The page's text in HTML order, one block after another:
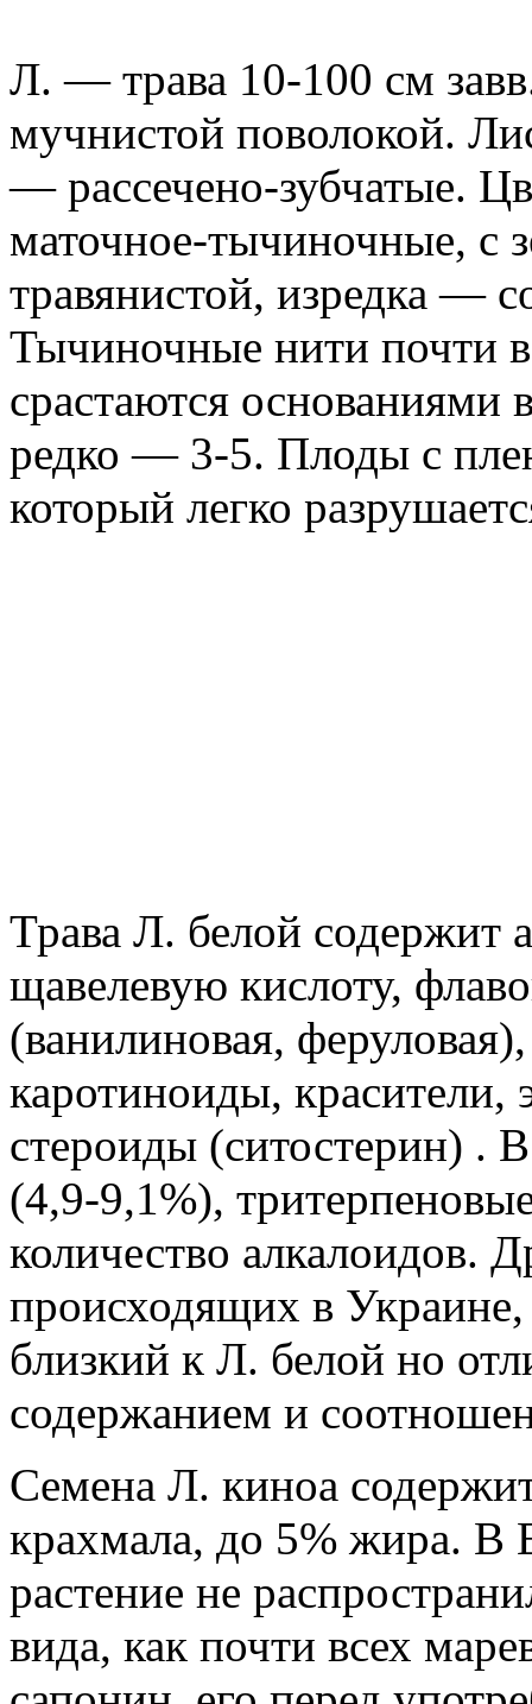
Л. — трава 10-100 см
мучнистой поволокой.
— рассечено-зубчатые.
маточное-тычиночные, с
травянистой, изредка —
Тычиночные нити почти
срастаются
редко — 3-5. Плоды с
который легко
Трава Л. белой содержит
щавелевую кислоту,
(ванилиновая,
каротиноиды,
стероиды (ситостерин) .
(4,9-9,1%),
количество алкалоидов.
происходящих в
близкий к Л. белой но
содержанием и
Семена Л. киноа
крахмала, до 5% жира. В
растение не
вида, как почти всех